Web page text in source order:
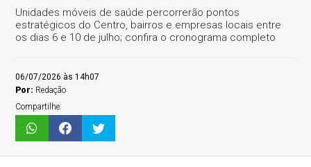
Unidades móveis de saúde percorrerão pontos
estratégicos do Centro, bairros e empresas locais entre
os dias 6 e 10 de julho; confira o cronograma completo
06/07/2026 às 14h07
Por: Redação
Compartilhe: